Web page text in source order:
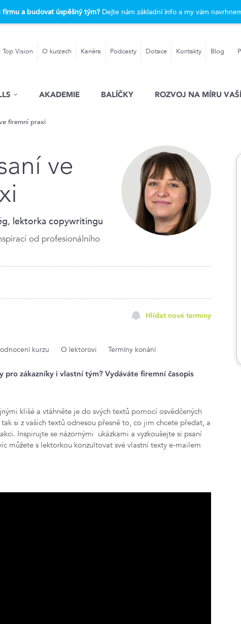
a budovat úspěšný tým?Dejte nám základní info a my vám
Top Vision O kurzech Kariéra Podcasty Dotace Kontakty Blog
AKADEMIE BALÍČKY ROZVOJ NA MÍRU
firemní praxi
ve
lektorka copywritingu
od profesionálního
Hlídat nové termíny
kurzu O lektorovi Termíny konání
pro zákazníky i vlastní tým? Vydáváte firemní časopis
klišé a vtáhněte je do svých textů pomocí osvědčených
si z vašich textů odnesou přesně to, co jim chcete předat, a
Inspirujte se názornými ukázkami a vyzkoušejte si psaní
můžete s lektorkou konzultovat své vlastní texty e-mailem